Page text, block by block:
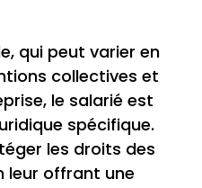
qui peut varier en
collectives et
le salarié est
spécifique.
les droits des
leur offrant une